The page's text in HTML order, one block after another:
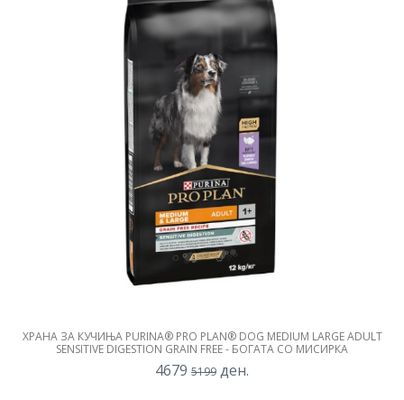
ХРАНА ЗА КУЧИЊА PURINA® PRO PLAN® DOG MEDIUM LARGE ADULT
SENSITIVE DIGESTION GRAIN FREE - БОГАТА СО МИСИРКА
4679 5199 ден.